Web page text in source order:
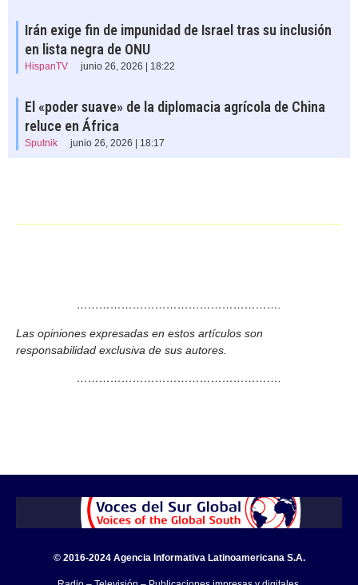
Irán exige fin de impunidad de Israel tras su inclusión
en lista negra de ONU
HispanTV junio 26, 2026 | 18:22
El «poder suave» de la diplomacia agrícola de China
reluce en África
Sputnik junio 26, 2026 | 18:17
……………………………………………….
Las opiniones expresadas en estos artículos son
responsabilidad exclusiva de sus autores.
……………………………………………….
© 2016-2024 Agencia Informativa Latinoamericana S.A.